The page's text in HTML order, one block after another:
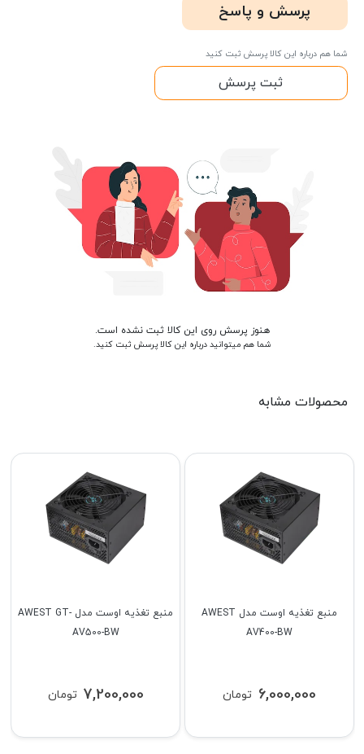
پرسش و پاسخ
شما هم درباره این کالا پرسش ثبت کنید
ثبت پرسش
هنوز پرسش روی این کالا ثبت نشده است.
شما هم میتوانید درباره این کالا پرسش ثبت کنید.
محصولات مشابه
منبع تغذیه اوست مدل AWEST GT-
AV500-BW
تومان 7,200,000
منبع تغذیه اوست مدل AWEST
AV400-BW
تومان 6,000,000